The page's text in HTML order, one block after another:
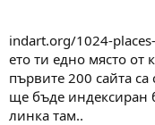
indart.org/1024-
ето ти едно място
първите 200 сайта са
ще бъде индексиран
линка там..